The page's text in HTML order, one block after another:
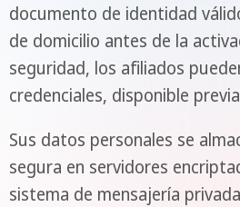
documento de identidad
de domicilio antes de la
seguridad, los afiliados
credenciales, disponible
Sus datos personales se
segura en servidores
sistema de mensajería